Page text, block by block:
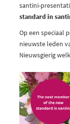
santini-
standard in
Op een speciaal
nieuwste leden
Nieuwsgierig